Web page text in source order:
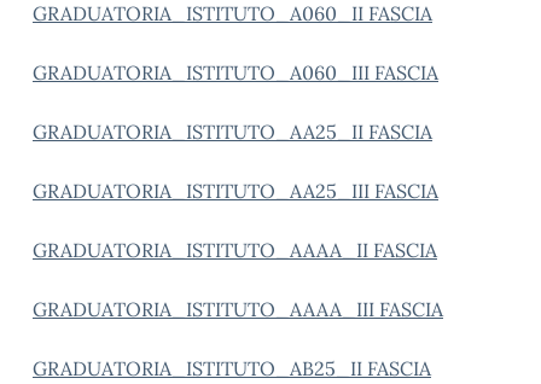
GRADUATORIA_ISTITUTO_A060_II FASCIA
GRADUATORIA_ISTITUTO_A060_III FASCIA
GRADUATORIA_ISTITUTO_AA25_II FASCIA
GRADUATORIA_ISTITUTO_AA25_III FASCIA
GRADUATORIA_ISTITUTO_AAAA_II FASCIA
GRADUATORIA_ISTITUTO_AAAA_III FASCIA
GRADUATORIA_ISTITUTO_AB25_II FASCIA